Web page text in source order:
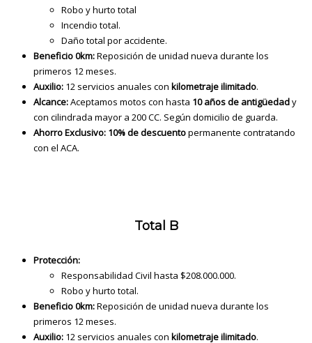
Robo y hurto total
Incendio total.
Daño total por accidente.
Beneficio 0km:Reposición de unidad nueva durante los
primeros 12 meses.
Auxilio: 12 servicios anuales con kilometraje ilimitado.
Alcance:Aceptamos motos con hasta 10 años de antigüedady
con cilindrada mayor a 200 CC. Según domicilio de guarda.
Ahorro Exclusivo: 10% de descuentopermanente contratando
con el ACA.
Total B
Protección:
Responsabilidad Civil hasta $208.000.000.
Robo y hurto total.
Beneficio 0km:Reposición de unidad nueva durante los
primeros 12 meses.
Auxilio: 12 servicios anuales con kilometraje ilimitado.